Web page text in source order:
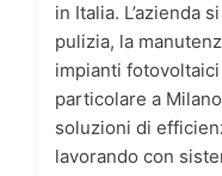
in Italia. L’azienda
pulizia, la
impianti
particolare a
soluzioni di
lavorando con